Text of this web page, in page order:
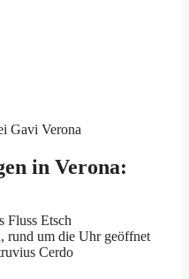
Gavi Verona
in Verona:
Fluss Etsch
rund um die Uhr geöffnet
Cerdo